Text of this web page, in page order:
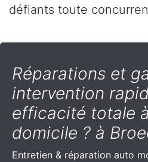
défiants toute
Réparations et
intervention
efficacité totale
domicile ? à
Entretien & réparation auto